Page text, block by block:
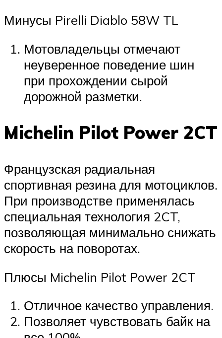
Минусы Pirelli Diablo 58W TL
Мотовладельцы отмечают
неуверенное поведение шин
при прохождении сырой
дорожной разметки.
Michelin Pilot Power 2CT
Французская радиальная
спортивная резина для мотоциклов.
При производстве применялась
специальная технология 2CT,
позволяющая минимально снижать
скорость на поворотах.
Плюсы Michelin Pilot Power 2CT
Отличное качество управления.
Позволяет чувствовать байк на